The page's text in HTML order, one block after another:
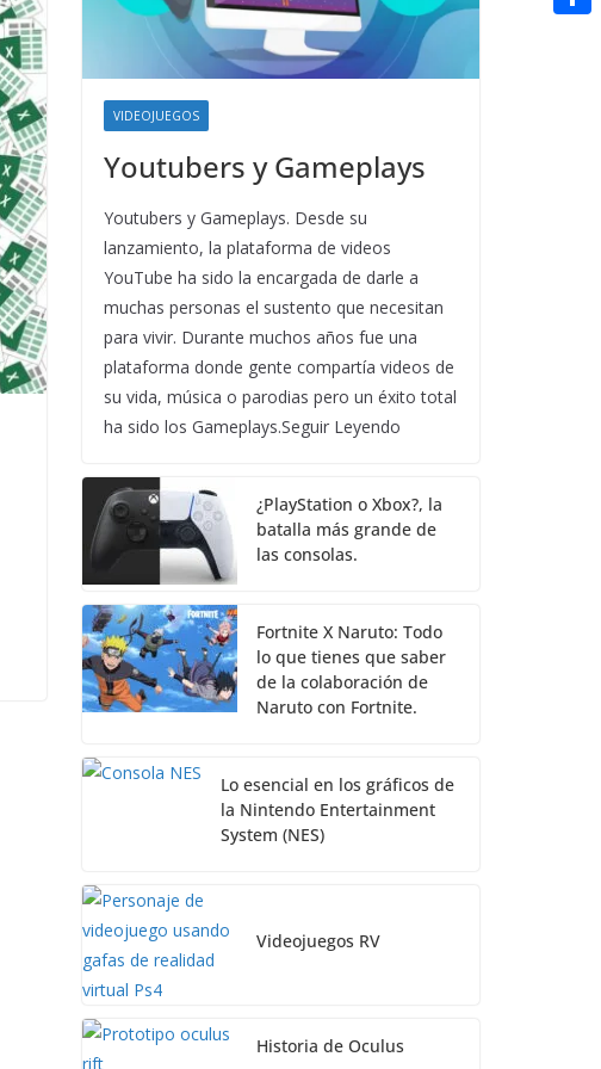
VIDEOJUEGOS
Youtubers y Gameplays
Youtubers y Gameplays. Desde su
lanzamiento, la plataforma de videos
YouTube ha sido la encargada de darle a
muchas personas el sustento que necesitan
para vivir. Durante muchos años fue una
plataforma donde gente compartía videos de
su vida, música o parodias pero un éxito total
ha sido los Gameplays.Seguir Leyendo
¿PlayStation o Xbox?, la
batalla más grande de
las consolas.
Fortnite X Naruto: Todo
lo que tienes que saber
de la colaboración de
Naruto con Fortnite.
Lo esencial en los gráficos de
la Nintendo Entertainment
System (NES)
Videojuegos RV
Historia de Oculus
n
a